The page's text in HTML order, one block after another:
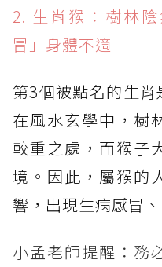
2. 生肖猴：樹林
冒」身體不適
第3個被點名的生
在風水玄學中，樹
較重之處，而猴子
境。因此，屬猴的
響，出現生病感冒
小孟老師提醒：務